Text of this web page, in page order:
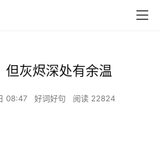
但灰烬深处有余温
08:47 好词好句 阅读 22824